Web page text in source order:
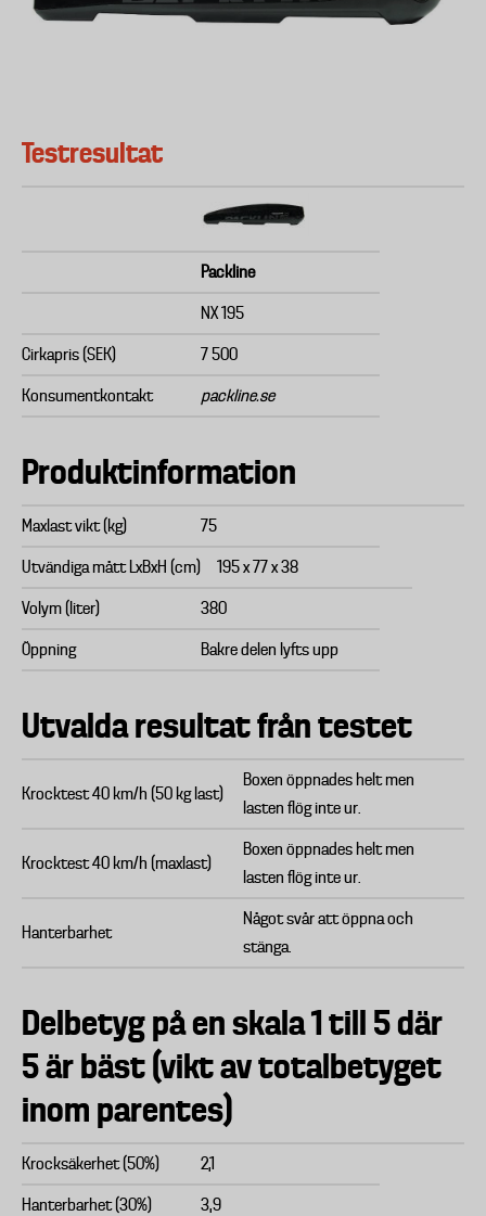
Testresultat
Packline
NX 195
Cirkapris (SEK) 7 500
Konsumentkontakt packline.se
Produktinformation
Maxlast vikt (kg) 75
Utvändiga mått LxBxH (cm) 195 x 77 x 38
Volym (liter) 380
Öppning Bakre delen lyfts upp
Utvalda resultat från testet
Krocktest 40 km/h (50 kg last)
Boxen öppnades helt men
lasten flög inte ur.
Krocktest 40 km/h (maxlast)
Boxen öppnades helt men
lasten flög inte ur.
Hanterbarhet
Något svår att öppna och
stänga.
Delbetyg på en skala 1 till 5 där
5 är bäst (vikt av totalbetyget
inom parentes)
Krocksäkerhet (50%) 2,1
Hanterbarhet (30%) 3,9